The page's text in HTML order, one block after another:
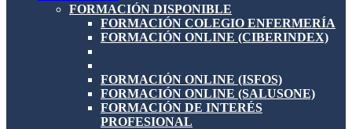
FORMACIÓN DISPONIBLE
FORMACIÓN COLEGIO ENFERMERÍA
FORMACIÓN ONLINE (CIBERINDEX)
FORMACIÓN ONLINE (ISFOS)
FORMACIÓN ONLINE (SALUSONE)
FORMACIÓN DE INTERÉS
PROFESIONAL